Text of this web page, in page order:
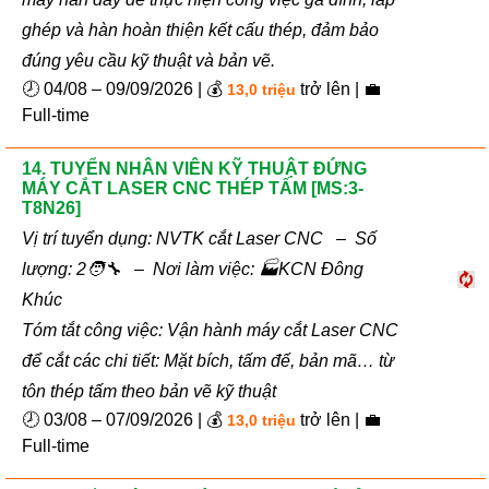
ghép và hàn hoàn thiện kết cấu thép, đảm bảo
đúng yêu cầu kỹ thuật và bản vẽ.
🕗 04/08 – 09/09/2026 | 💰 13,0 triệu trở lên | 💼
Full-time
14. TUYỂN NHÂN VIÊN KỸ THUẬT ĐỨNG
MÁY CẮT LASER CNC THÉP TẤM [MS:3-
T8N26]
Vị trí tuyển dụng: NVTK cắt Laser CNC – Số
lượng: 2🧑‍🔧 – Nơi làm việc: 🏭KCN Đông
Khúc
Tóm tắt công việc: Vận hành máy cắt Laser CNC
để cắt các chi tiết: Mặt bích, tấm đế, bản mã… từ
tôn thép tấm theo bản vẽ kỹ thuật
🕗 03/08 – 07/09/2026 | 💰 13,0 triệu trở lên | 💼
Full-time